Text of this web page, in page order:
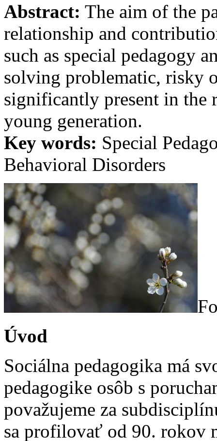
Abstract: The aim of the
relationship and
such as special pedagogy
solving problematic, risky
significantly present in the
young generation.
Key words: Special
Behavioral Disorders
Úvod
Sociálna pedagogika má
pedagogike osôb s
považujeme za
sa profilovať od 90. rokov